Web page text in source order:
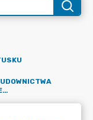
ZAWIADOMIENIE O WSPÓLNYM POSIEDZENIU KOMISJI BUDŻETU I FINANSÓW, KOMISJI POLITYKI SPOŁECZNEJ, KOMISJI POLITYKI REGIONALNEJ ORAZ KOMISJI GOSPODARKI KOMUNALNEJ I BUDOWNICTWA RADY MIEJSKIEJ W PUŁTUSKU W DNIU 11 MARCA 2026 R.